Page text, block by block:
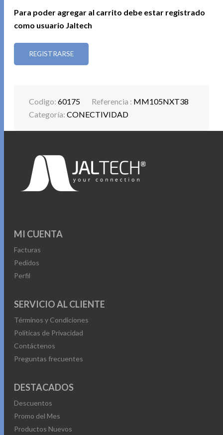
Para poder agregar al carrito debe estar registrado
como usuario Jaltech
REGISTRARSE
Codigo:60175 Referencia : MM105NXT38
Categoría:CONECTIVIDAD
MI CUENTA
Facturas
Pedidos
Perfil
SERVICIO AL CLIENTE
Términos y Condiciones
Políticas de Privacidad
Contáctenos
Preguntas frecuentes
DESTACADOS
Descuentos
Promo del Mes
Productos Nuevos